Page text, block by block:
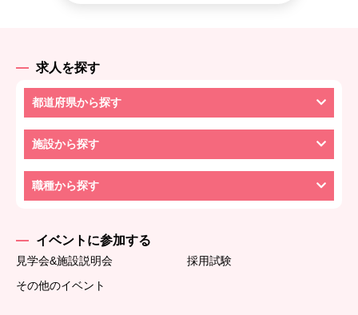
求人を探す
都道府県から探す
施設から探す
職種から探す
イベントに参加する
見学会&施設説明会
採用試験
その他のイベント